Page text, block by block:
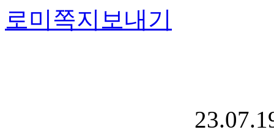
로미쪽지보내기